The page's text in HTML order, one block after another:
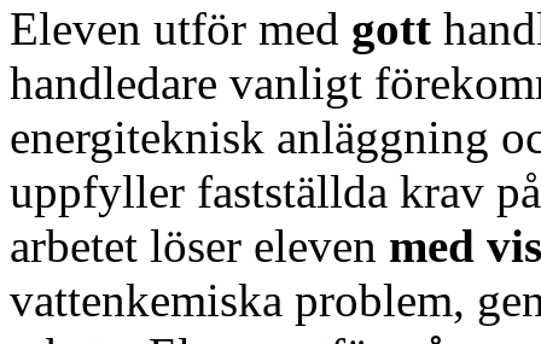
Eleven utför med gott
handledare vanligt
energiteknisk anläggning
uppfyller fastställda krav
arbetet löser eleven med
vattenkemiska problem,